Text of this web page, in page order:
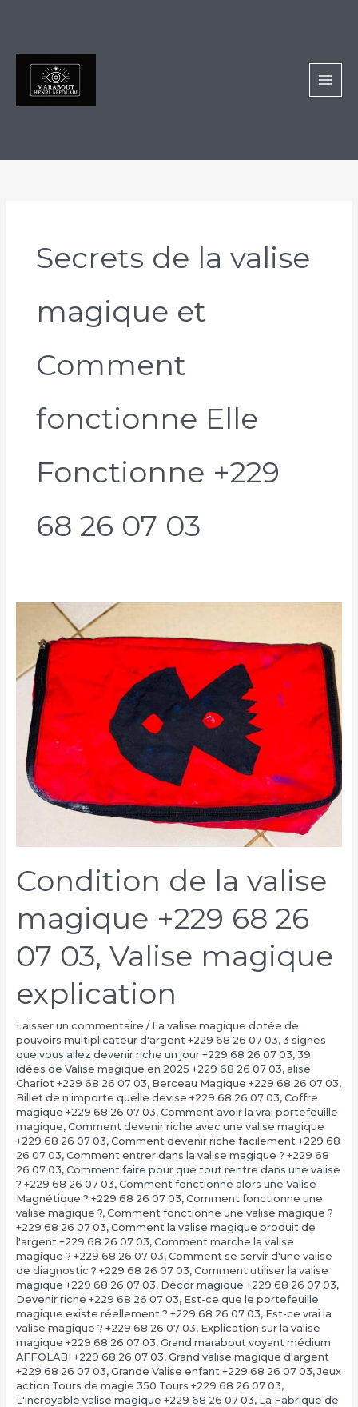
Secrets de la valise
magique et
Comment
fonctionne Elle
Fonctionne +229
68 26 07 03
Condition de la valise
magique +229 68 26
07 03, Valise magique
explication
Laisser un commentaire / La valise magique dotée de
pouvoirs multiplicateur d'argent +229 68 26 07 03, 3 signes
que vous allez devenir riche un jour +229 68 26 07 03, 39
idées de Valise magique en 2025 +229 68 26 07 03, alise
Chariot +229 68 26 07 03, Berceau Magique +229 68 26 07 03,
Billet de n'importe quelle devise +229 68 26 07 03, Coffre
magique +229 68 26 07 03, Comment avoir la vrai portefeuille
magique, Comment devenir riche avec une valise magique
+229 68 26 07 03, Comment devenir riche facilement +229 68
26 07 03, Comment entrer dans la valise magique ? +229 68
26 07 03, Comment faire pour que tout rentre dans une valise
? +229 68 26 07 03, Comment fonctionne alors une Valise
Magnétique ? +229 68 26 07 03, Comment fonctionne une
valise magique ?, Comment fonctionne une valise magique ?
+229 68 26 07 03, Comment la valise magique produit de
l'argent +229 68 26 07 03, Comment marche la valise
magique ? +229 68 26 07 03, Comment se servir d'une valise
de diagnostic ? +229 68 26 07 03, Comment utiliser la valise
magique +229 68 26 07 03, Décor magique +229 68 26 07 03,
Devenir riche +229 68 26 07 03, Est-ce que le portefeuille
magique existe réellement ? +229 68 26 07 03, Est-ce vrai la
valise magique ? +229 68 26 07 03, Explication sur la valise
magique +229 68 26 07 03, Grand marabout voyant médium
AFFOLABI +229 68 26 07 03, Grand valise magique d'argent
+229 68 26 07 03, Grande Valise enfant +229 68 26 07 03, Jeux
action Tours de magie 350 Tours +229 68 26 07 03,
L'incroyable valise magique +229 68 26 07 03, La Fabrique de